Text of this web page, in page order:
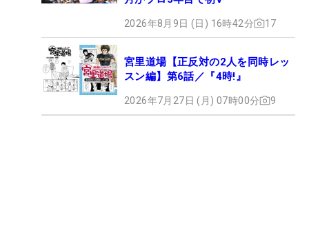
2026年8月9日 (日) 16時42分 17
宮里道場【正反対の2人を同時レッ
スン編】第6話／『4時!』
2026年7月27日 (月) 07時00分 9